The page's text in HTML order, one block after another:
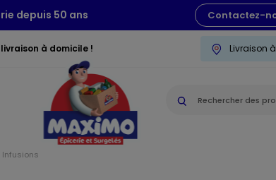
depuis 50 ans Contactez-
à domicile ! Livraison
Infusions